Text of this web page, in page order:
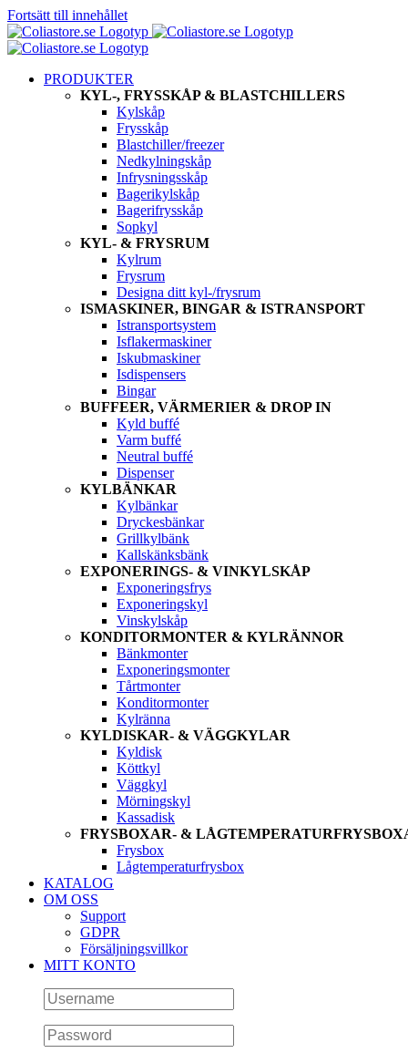
Fortsätt till innehållet
PRODUKTER
KYL-, FRYSSKÅP & BLASTCHILLERS
Kylskåp
Frysskåp
Blastchiller/freezer
Nedkylningskåp
Infrysningsskåp
Bagerikylskåp
Bagerifrysskåp
Sopkyl
KYL- & FRYSRUM
Kylrum
Frysrum
Designa ditt kyl-/frysrum
ISMASKINER, BINGAR & ISTRANSPORT
Istransportsystem
Isflakermaskiner
Iskubmaskiner
Isdispensers
Bingar
BUFFEER, VÄRMERIER & DROP IN
Kyld buffé
Varm buffé
Neutral buffé
Dispenser
KYLBÄNKAR
Kylbänkar
Dryckesbänkar
Grillkylbänk
Kallskänksbänk
EXPONERINGS- & VINKYLSKÅP
Exponeringsfrys
Exponeringskyl
Vinskylskåp
KONDITORMONTER & KYLRÄNNOR
Bänkmonter
Exponeringsmonter
Tårtmonter
Konditormonter
Kylränna
KYLDISKAR- & VÄGGKYLAR
Kyldisk
Köttkyl
Väggkyl
Mörningskyl
Kassadisk
FRYSBOXAR- &
Frysbox
Lågtemperaturfrysbox
KATALOG
OM OSS
Support
GDPR
Försäljningsvillkor
MITT KONTO